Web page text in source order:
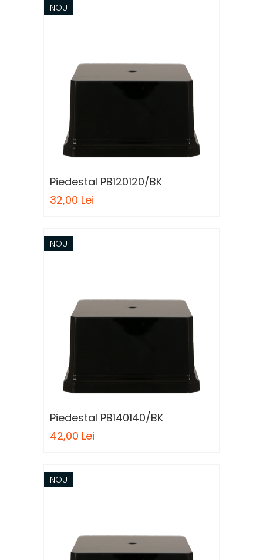
NOU
Piedestal PB120120/BK
32,00 Lei
NOU
Piedestal PB140140/BK
42,00 Lei
NOU